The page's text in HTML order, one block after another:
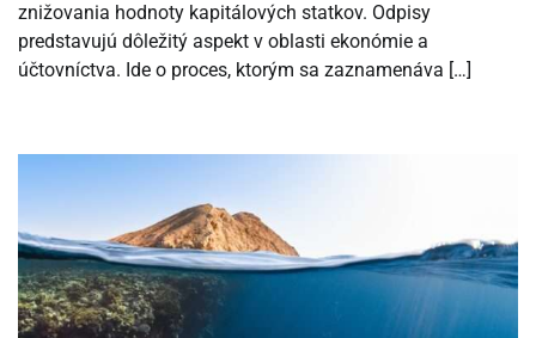
znižovania hodnoty kapitálových statkov. Odpisy
predstavujú dôležitý aspekt v oblasti ekonómie a
účtovníctva. Ide o proces, ktorým sa zaznamenáva […]